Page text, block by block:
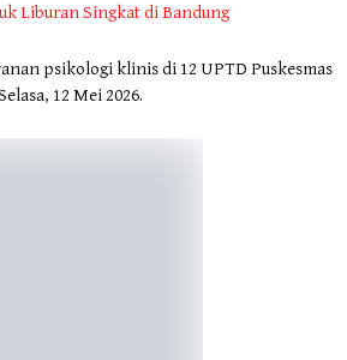
Liburan Singkat di Bandung
psikologi klinis di 12 UPTD Puskesmas
12 Mei 2026.